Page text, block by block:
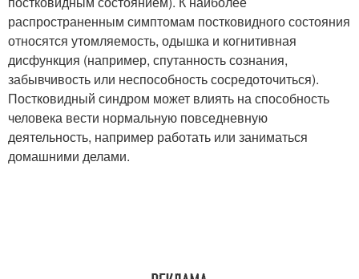
распространенным симптомам постковидного состояния
относятся утомляемость, одышка и когнитивная
дисфункция (например, спутанность сознания,
забывчивость или неспособность сосредоточиться).
Постковидный синдром может влиять на способность
человека вести нормальную повседневную
деятельность, например работать или заниматься
домашними делами.